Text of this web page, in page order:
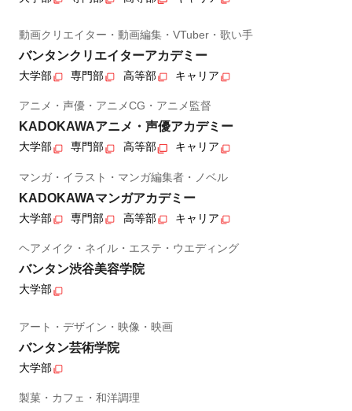
動画クリエイター・動画編集・VTuber・歌い手
バンタンクリエイターアカデミー
大学部 専門部 高等部 キャリア
アニメ・声優・アニメCG・アニメ監督
KADOKAWAアニメ・声優アカデミー
大学部 専門部 高等部 キャリア
マンガ・イラスト・マンガ編集者・ノベル
KADOKAWAマンガアカデミー
大学部 専門部 高等部 キャリア
ヘアメイク・ネイル・エステ・ウエディング
バンタン渋谷美容学院
大学部
アート・デザイン・映像・映画
バンタン芸術学院
大学部
製菓・カフェ・和洋調理